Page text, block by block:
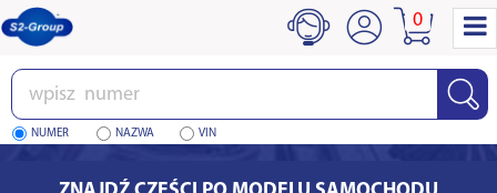
Wpisz
numer
NUMER NAZWA VIN
0